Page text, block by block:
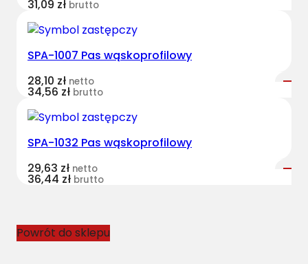
8
P
31,09 zł brutto
SPA-1007 Pas wąskoprofilowy
28,10 zł netto
34,56 zł brutto
SPA-1032 Pas wąskoprofilowy
29,63 zł netto
36,44 zł brutto
Powrót do sklepu